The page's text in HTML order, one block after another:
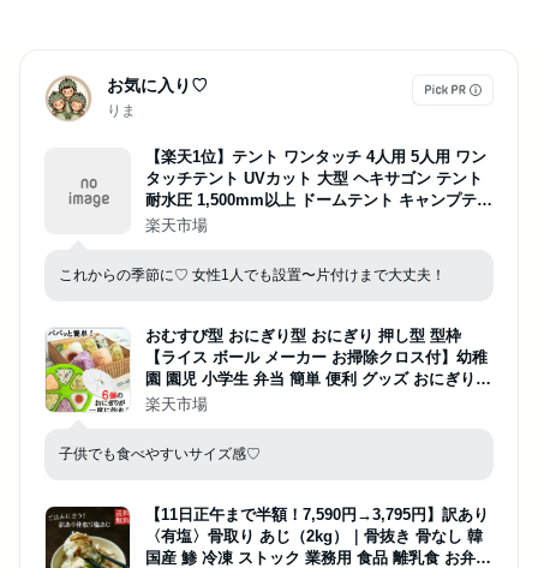
お気に入り♡
りま
【楽天1位】テント ワンタッチ 4人用 5人用 ワン
タッチテント UVカット 大型 ヘキサゴン テント
耐水圧 1,500mm以上 ドームテント キャンプテン
ト ファミリー キャンプ用品 アウトドア セット
保証 ■[送料無料]
楽天市場
これからの季節に♡ 女性1人でも設置〜片付けまで大丈夫！
おむすび型 おにぎり型 おにぎり 押し型 型枠
【ライス ボール メーカー お掃除クロス付】幼稚
園 園児 小学生 弁当 簡単 便利 グッズ おにぎり作
り 海苔巻き 三角 小さめ むすび 子供 お弁当 こど
ッチン用品 時間短縮 日本製
楽天市場
子供でも食べやすいサイズ感♡
【11日正午まで半額！7,590円→3,795円】訳あり
〈有塩〉骨取り あじ（2kg）｜骨抜き 骨なし 韓
国産 鯵 冷凍 ストック 業務用 食品 離乳食 お弁当